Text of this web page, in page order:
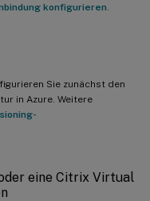
konfigurieren
Sie zunächst den
in Azure. Weitere
eine Citrix Virtual